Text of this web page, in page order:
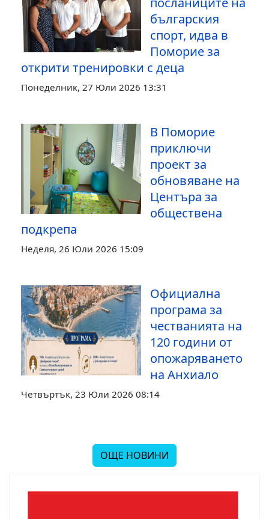
българския
спорт, идва в
Поморие за
открити тренировки с деца
Понеделник, 27 Юли 2026 13:31
В Поморие
приключи
проект за
обновяване на
Центъра за
обществена
подкрепа
Неделя, 26 Юли 2026 15:09
Официална
програма за
честванията на
120 години от
опожаряването
на Анхиало
Четвъртък, 23 Юли 2026 08:14
ОЩЕ НОВИНИ